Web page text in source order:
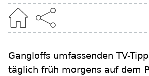
Gangloffs umfassenden TV-
täglich früh morgens auf dem